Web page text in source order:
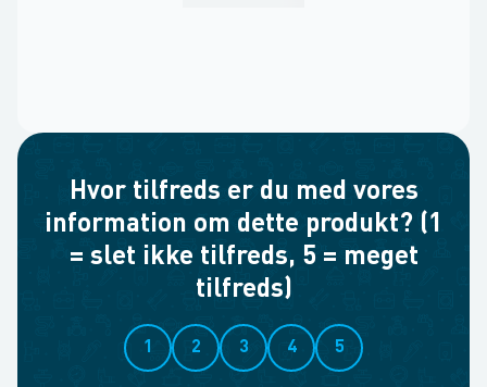
Hvor tilfreds er du med vores
information om dette produkt? (1
= slet ikke tilfreds, 5 = meget
tilfreds)
1 2 3 4 5